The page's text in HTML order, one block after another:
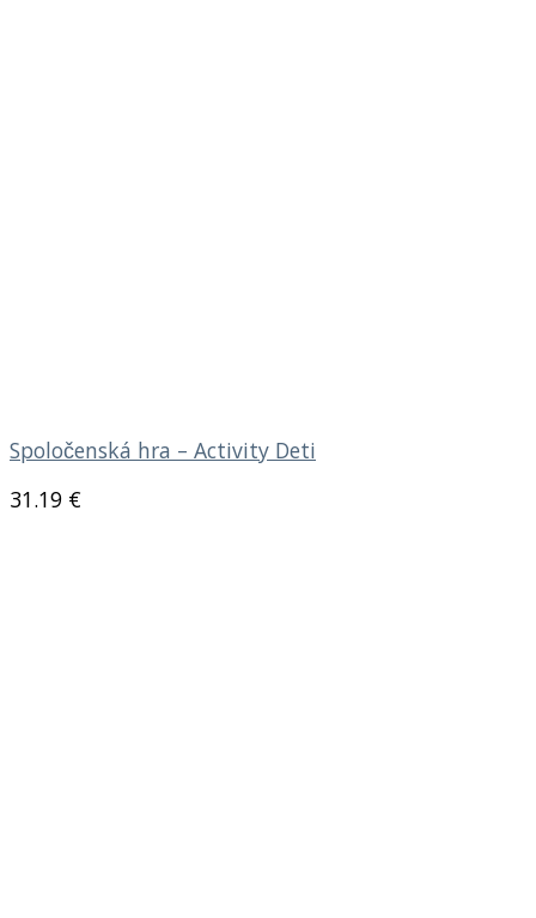
Spoločenská hra – Activity Deti
31.19 €